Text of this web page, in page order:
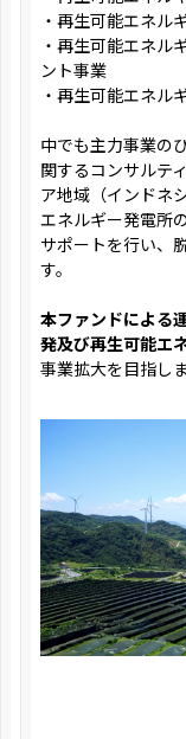
・再生可能エネル
・再生可能エネル
ント事業
・再生可能エネル
中でも主力事業の
関するコンサルテ
ア地域（インドネ
エネルギー発電所
サポートを行い、
す。
本ファンドによる
発及び再生可能エ
事業拡大を目指しま